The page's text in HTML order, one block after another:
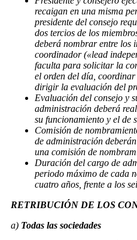
recaigan en una misma
presidente del consejo
dos tercios de los
deberá nombrar entre los
coordinador («lead
faculta para solicitar la
el orden del día, coordinar
dirigir la evaluación del
Evaluación del consejo y
administración deberá
su funcionamiento y el de
Comisión de
de administración
una comisión de
Duración del cargo de
periodo máximo de cada
cuatro años, frente a los
RETRIBUCIÓN DE LOS
a) Todas las sociedades